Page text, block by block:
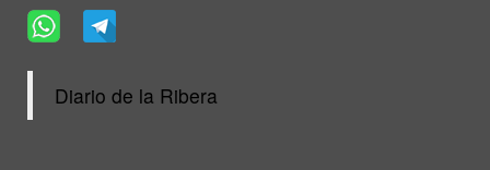
Diario de la Ribera